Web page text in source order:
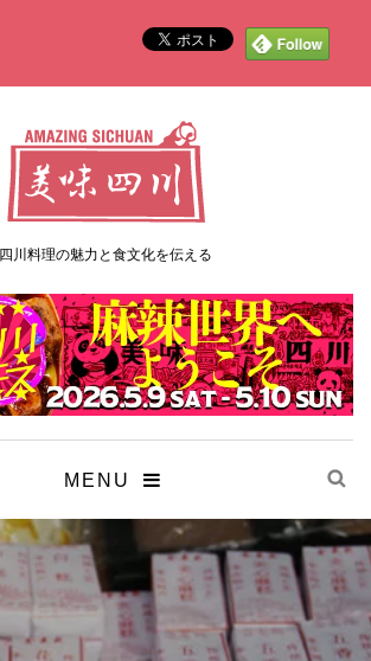
四川料理の魅力と食文化を伝える
MENU